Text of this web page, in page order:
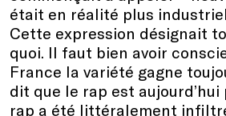
était en réalité plus
Cette expression désignait
quoi. Il faut bien avoir
France la variété gagne
dit que le rap est
rap a été littéralement